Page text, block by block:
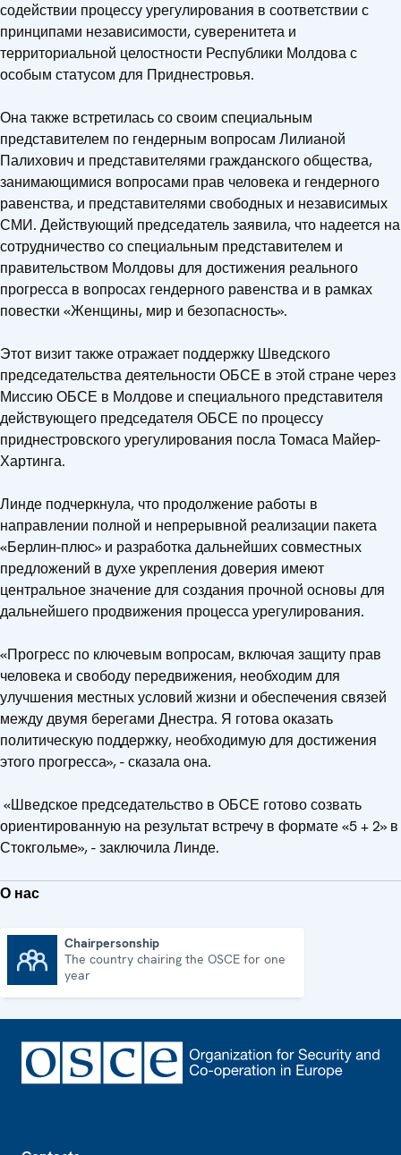
содействии процессу урегулирования в соответствии с
принципами независимости, суверенитета и
территориальной целостности Республики Молдова с
особым статусом для Приднестровья.
Она также встретилась со своим специальным
представителем по гендерным вопросам Лилианой
Палихович и представителями гражданского общества,
занимающимися вопросами прав человека и гендерного
равенства, и представителями свободных и независимых
СМИ. Действующий председатель заявила, что надеется на
сотрудничество со специальным представителем и
правительством Молдовы для достижения реального
прогресса в вопросах гендерного равенства и в рамках
повестки «Женщины, мир и безопасность».
Этот визит также отражает поддержку Шведского
председательства деятельности ОБСЕ в этой стране через
Миссию ОБСЕ в Молдове и специального представителя
действующего председателя ОБСЕ по процессу
приднестровского урегулирования посла Томаса Майер-
Хартинга.
Линде подчеркнула, что продолжение работы в
направлении полной и непрерывной реализации пакета
«Берлин-плюс» и разработка дальнейших совместных
предложений в духе укрепления доверия имеют
центральное значение для создания прочной основы для
дальнейшего продвижения процесса урегулирования.
«Прогресс по ключевым вопросам, включая защиту прав
человека и свободу передвижения, необходим для
улучшения местных условий жизни и обеспечения связей
между двумя берегами Днестра. Я готова оказать
политическую поддержку, необходимую для достижения
этого прогресса», - сказала она.
«Шведское председательство в ОБСЕ готово созвать
ориентированную на результат встречу в формате «5 + 2» в
Стокгольме», - заключила Линде.
О нас
Chairpersonship
The country chairing the OSCE for one
year